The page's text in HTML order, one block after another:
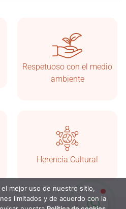
Iniciar chat
Respetuoso con el medio
ambiente
Herencia Cultural
el mejor uso de nuestro sitio,
limitados y de acuerdo con la